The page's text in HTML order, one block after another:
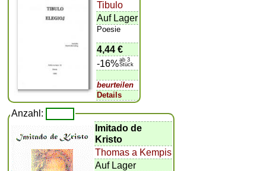
Tibulo
Auf Lager
Poesie
4,44 €
-16%ab 3
Stück
beurteilen
Details
Anzahl:
Imitado de
Kristo
Thomas a Kempis
Auf Lager